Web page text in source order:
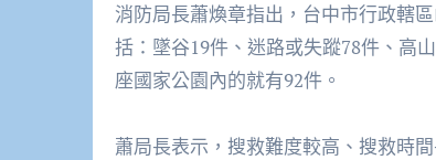
消防局長蕭煥章指出，台中市行政轄
括：墜谷19件、迷路或失蹤78件、高
座國家公園內的就有92件。
蕭局長表示，搜救難度較高、搜救時